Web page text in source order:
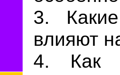
3.
влияют
4. Как